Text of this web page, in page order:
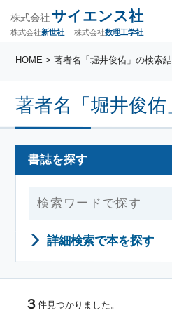
株式会社 サイエンス社
株式会社新世社 株式会社数理工学社
著者名「堀井俊佑
HOME > 著者名「堀井俊佑」の検索
書誌を探す
詳細検索で本を探す
３ 件見つかりました。